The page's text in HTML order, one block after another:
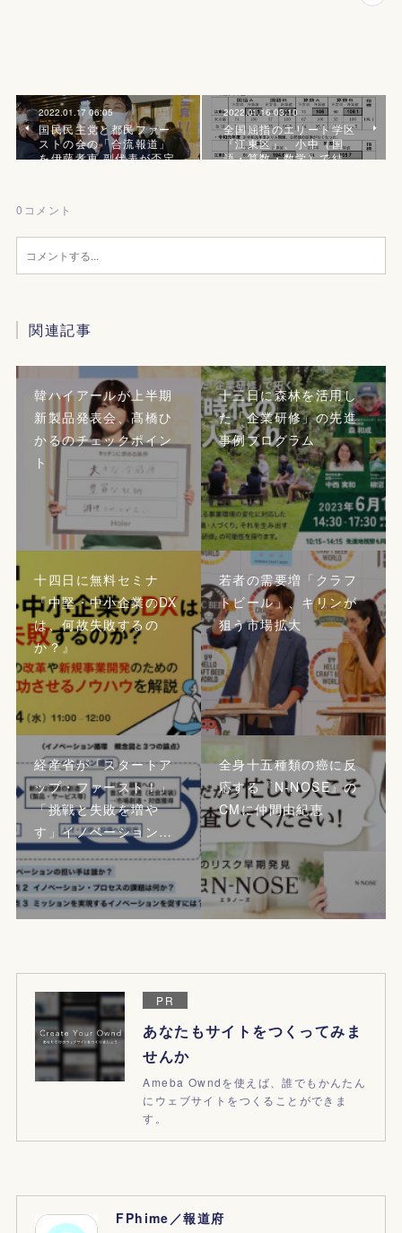
2022.01.17 06:05
国民民主党と都民ファー
ストの会の「合流報道」
を伊藤孝恵 副代表が否定
2022.01.16 03:10
全国屈指のエリート学区
『江東区』、小中（国
語・算数・数学）で結…
0 コメント
関連記事
韓ハイアールが上半期
新製品発表会、髙橋ひ
かるのチェックポイン
ト
十三日に森林を活用し
た「企業研修」の先進
事例プログラム
十四日に無料セミナ
『中堅・中小企業のDX
は、何故失敗するの
か？』
若者の需要増「クラフ
トビール」、キリンが
狙う市場拡大
経産省が「スタートア
ップ・ファースト！」
「挑戦と失敗を増や
す」イノベーション…
全身十五種類の癌に反
応する『N-NOSE』の
CMに仲間由紀恵
PR
あなたもサイトをつくってみま
せんか
Ameba Owndを使えば、誰でもかんたん
にウェブサイトをつくることができま
す。
FPhime／報道府